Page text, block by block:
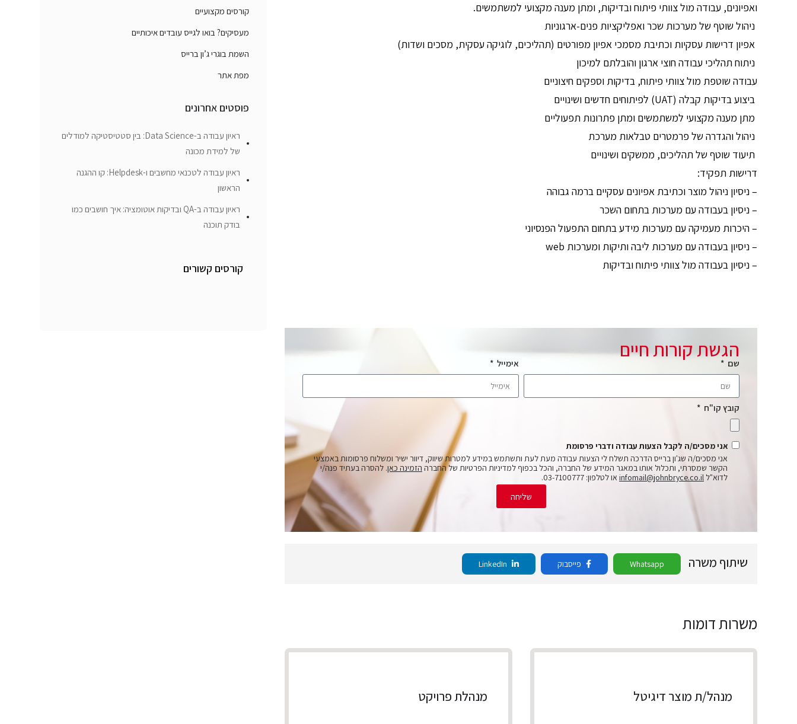
ואפיונים, עבודה מול צוותי פיתוח ובדיקות, ומתן מענה מקצועי למשתמשים.
ניהול שוטף של מערכות שכר ואפליקציות פנים-ארגוניות
אפיון דרישות עסקיות וכתיבת מסמכי אפיון מפורטים (תהליכים, לוגיקה עסקית, מסכים ושדות)
ניתוח תהליכי עבודה חוצי ארגון והובלתם למיכון
עבודה שוטפת מול צוותי פיתוח, בדיקות וספקים חיצוניים
ביצוע בדיקות קבלה (UAT) לפיתוחים חדשים ושינויים
מתן מענה מקצועי למשתמשים ומתן פתרונות תפעוליים
ניהול והגדרה של פרמטרים טבלאות מערכת
תיעוד שוטף של תהליכים, ממשקים ושינויים
דרישות תפקיד:
– ניסיון ניהול מוצר וכתיבת אפיונים עסקיים ברמה גבוהה
– ניסיון בעבודה עם מערכות בתחום השכר
– היכרות מעמיקה עם מערכות מידע בתחום התפעול הפנסיוני
– ניסיון בעבודה עם מערכות ליבה ותיקות ומערכות web
– ניסיון בעבודה מול צוותי פיתוח ובדיקות
הגשת קורות חיים
שם אימייל
קובץ קו"ח
אני מסכים/ה לקבל הצעות עבודה ודברי פרסומת
אני מסכים/ה שג'ון ברייס הדרכה תשלח לי הצעות עבודה מעת לעת ותשתמש במידע למטרות שיווק, דיוור ישיר ומשלוח פרסומות באמצעי
הקשר שמסרתי, ותכלול אותו במאגר המידע של החברה, והכל בכפוף למדיניות הפרטיות של החברה הזמינה כאן. להסרה בעתיד פנה/י
לדוא"ל infomail@johnbryce.co.il או לטלפון: 03-7100777.
שליחה
שיתוף משרה Whatsapp פייסבוק
משרות דומות
מנהל/ת מוצר דיגיטל מנהלת פרויקט
קורסים מקצועיים
מעסיקים? בואו לגייס עובדים איכותיים
השמת בוגרי ג’ון ברייס
מפת אתר
פוסטים אחרונים
ראיון עבודה ב-Data Science: בין סטטיסטיקה למודלים
של למידת מכונה
ראיון עבודה לטכנאי מחשבים ו-Helpdesk: קו ההגנה
הראשון
ראיון עבודה ב-QA ובדיקות אוטומציה: איך חושבים כמו
בודק תוכנה
קורסים קשורים